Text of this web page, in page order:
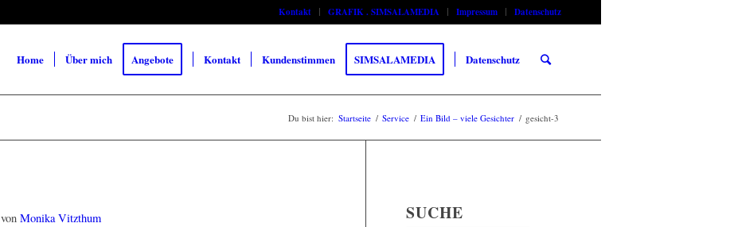
Kontakt GRAFIK . SIMSALAMEDIA Impressum Datenschutz
Home Über mich Angebote Kontakt Kundenstimmen SIMSALAMEDIA Datenschutz
Du bist hier: Startseite / Service / Ein Bild – viele Gesichter / gesicht-3
von Monika Vitzthum SUCHE